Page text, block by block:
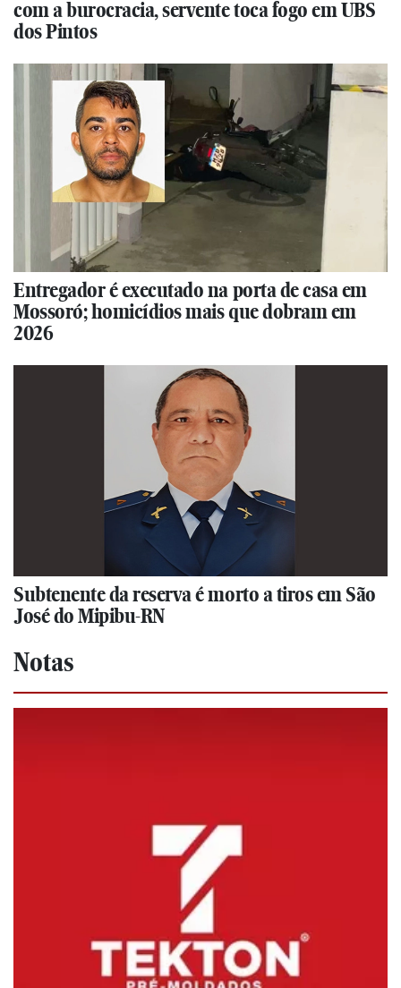
com a burocracia, servente toca fogo em UBS
dos Pintos
Entregador é executado na porta de casa em
Mossoró; homicídios mais que dobram em
2026
Subtenente da reserva é morto a tiros em São
José do Mipibu-RN
Notas